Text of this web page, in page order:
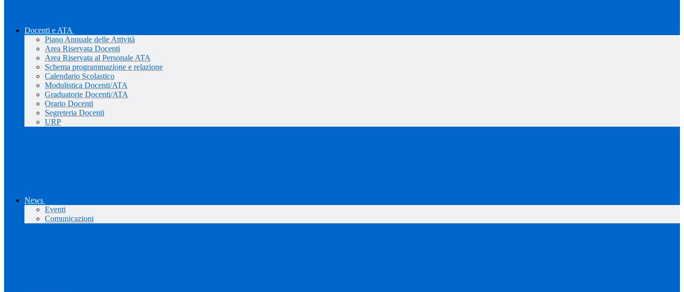
Docenti e ATA
Piano Annuale delle Attività
Area Riservata Docenti
Area Riservata al Personale ATA
Schema programmazione e relazione
Calendario Scolastico
Modulistica Docenti/ATA
Graduatorie Docenti/ATA
Orario Docenti
Segreteria Docenti
URP
News
Eventi
Comunicazioni